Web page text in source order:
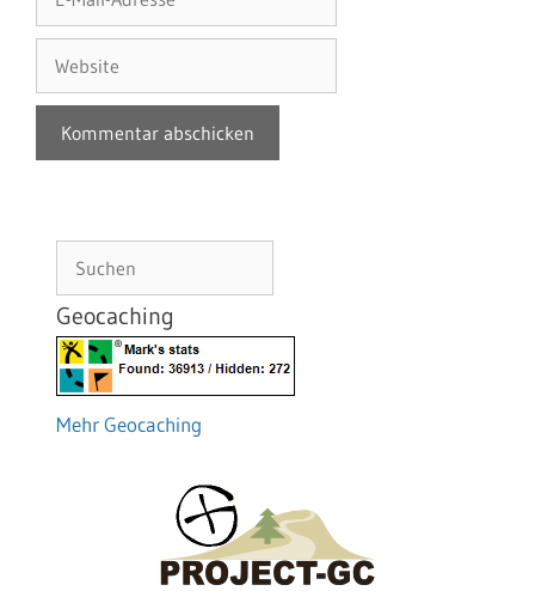
Mail-
Adresse
Suchen
Geocaching
Mehr Geocaching